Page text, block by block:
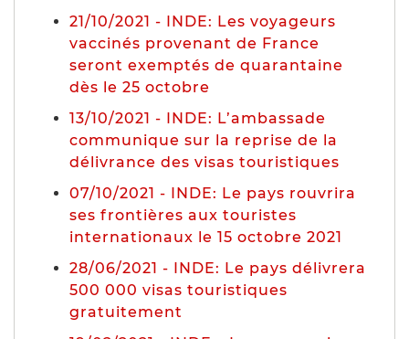
21/10/2021 - INDE: Les voyageurs
vaccinés provenant de France
seront exemptés de quarantaine
dès le 25 octobre
13/10/2021 - INDE: L’ambassade
communique sur la reprise de la
délivrance des visas touristiques
07/10/2021 - INDE: Le pays rouvrira
ses frontières aux touristes
internationaux le 15 octobre 2021
28/06/2021 - INDE: Le pays délivrera
500 000 visas touristiques
gratuitement